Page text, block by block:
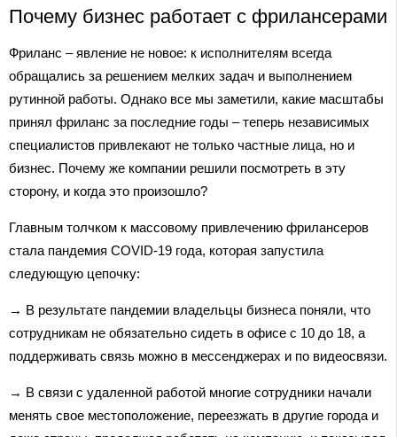
Почему бизнес работает с фрилансерами
Фриланс – явление не новое: к исполнителям всегда
обращались за решением мелких задач и выполнением
рутинной работы. Однако все мы заметили, какие масштабы
принял фриланс за последние годы – теперь независимых
специалистов привлекают не только частные лица, но и
бизнес. Почему же компании решили посмотреть в эту
сторону, и когда это произошло?
Главным толчком к массовому привлечению фрилансеров
стала пандемия COVID-19 года, которая запустила
следующую цепочку:
→ В результате пандемии владельцы бизнеса поняли, что
сотрудникам не обязательно сидеть в офисе с 10 до 18, а
поддерживать связь можно в мессенджерах и по видеосвязи.
→ В связи с удаленной работой многие сотрудники начали
менять свое местоположение, переезжать в другие города и